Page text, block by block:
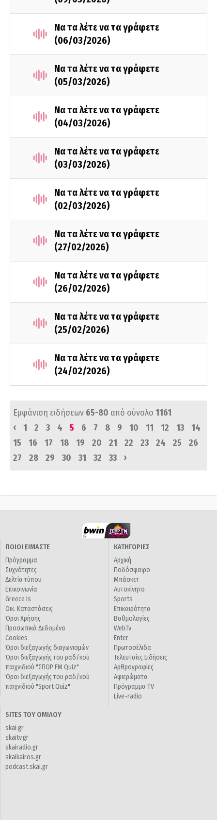
Να τα λέτε να τα γράφετε
(06/03/2026)
Να τα λέτε να τα γράφετε
(05/03/2026)
Να τα λέτε να τα γράφετε
(04/03/2026)
Να τα λέτε να τα γράφετε
(03/03/2026)
Να τα λέτε να τα γράφετε
(02/03/2026)
Να τα λέτε να τα γράφετε
(27/02/2026)
Να τα λέτε να τα γράφετε
(26/02/2026)
Να τα λέτε να τα γράφετε
(25/02/2026)
Να τα λέτε να τα γράφετε
(24/02/2026)
Εμφάνιση ειδήσεων 65-80 από σύνολο 1161
‹
1 2 3 4 5 6 7 8 9 10 11 12 13
14
15
16 17 18 19 20 21 22 23 24 25
26
27
28 29 30 31 32 33 ›
ΠΟΙΟΙ ΕΙΜΑΣΤΕ
Πρόγραμμα
Συχνότητες
Δελτία τύπου
Επικοινωνία
Greece Is
Οικ. Καταστάσεις
Όροι Χρήσης
Προσωπικά Δεδομένα
Cookies
Όροι διεξαγωγής διαγωνισμών
Όροι διεξαγωγής του ραδ/κού
παιχνιδιού "ΣΠΟΡ FM Quiz"
Όροι διεξαγωγής του ραδ/κού
παιχνιδιού "Sport Quiz"
ΚΑΤΗΓΟΡΙΕΣ
Αρχική
Ποδόσφαιρο
Μπάσκετ
Αυτοκίνητο
Sports
Επικαιρότητα
Βαθμολογίες
WebTv
Enter
Πρωτοσέλιδα
Τελευταίες Ειδήσεις
Αρθρογραφίες
Αφιερώματα
Πρόγραμμα TV
Live-radio
SITES ΤΟΥ ΟΜΙΛΟΥ
skai.gr
skaitv.gr
skairadio.gr
skaikairos.gr
podcast.skai.gr